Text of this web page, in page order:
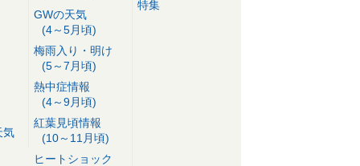
気
GWの天気
(4～5月頃)
梅雨入り・明け
(5～7月頃)
熱中症情報
(4～9月頃)
紅葉見頃情報
(10～11月頃)
ヒートショック
特集